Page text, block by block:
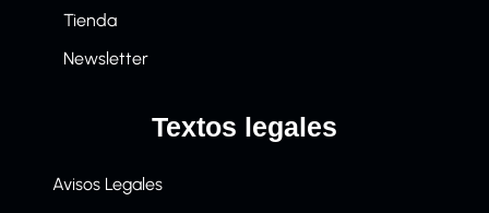
Tienda
Newsletter
Textos legales
Avisos Legales